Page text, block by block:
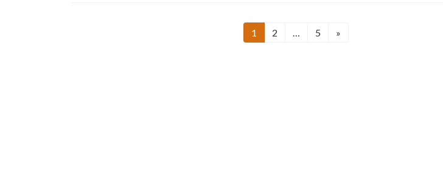
固
1
固
2 …
固
5 »